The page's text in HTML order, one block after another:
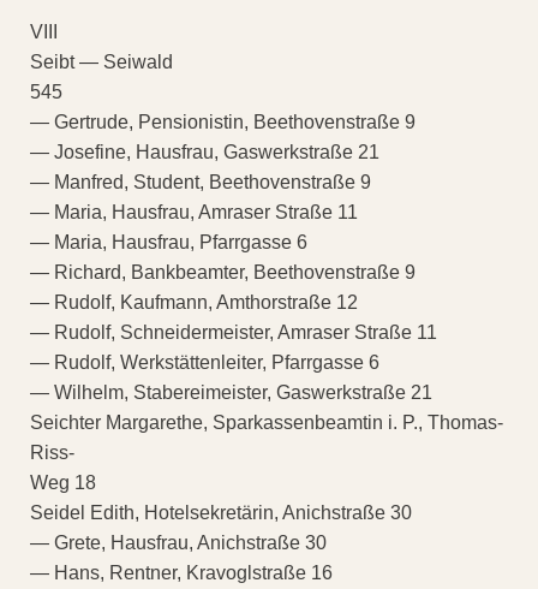
VIII
Seibt — Seiwald
545
— Gertrude, Pensionistin, Beethovenstraße 9
— Josefine, Hausfrau, Gaswerkstraße 21
— Manfred, Student, Beethovenstraße 9
— Maria, Hausfrau, Amraser Straße 11
— Maria, Hausfrau, Pfarrgasse 6
— Richard, Bankbeamter, Beethovenstraße 9
— Rudolf, Kaufmann, Amthorstraße 12
— Rudolf, Schneidermeister, Amraser Straße 11
— Rudolf, Werkstättenleiter, Pfarrgasse 6
— Wilhelm, Stabereimeister, Gaswerkstraße 21
Seichter Margarethe, Sparkassenbeamtin i. P., Thomas-
Riss-
Weg 18
Seidel Edith, Hotelsekretärin, Anichstraße 30
— Grete, Hausfrau, Anichstraße 30
— Hans, Rentner, Kravoglstraße 16